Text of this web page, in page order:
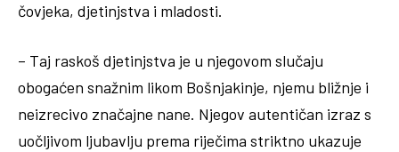
čovjeka, djetinjstva i mladosti.
– Taj raskoš djetinjstva je u njegovom slučaju
obogaćen snažnim likom Bošnjakinje, njemu bližnje i
neizrecivo značajne nane. Njegov autentičan izraz s
uočljivom ljubavlju prema riječima striktno ukazuje